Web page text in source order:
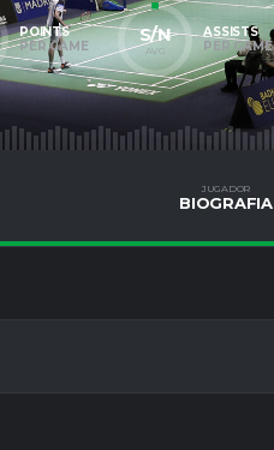
POINTS
PER GAME
S/N
AVG
ASSISTS
PER GAME
JUGADOR
BIOGRAFIA